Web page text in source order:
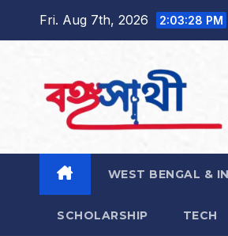
Fri. Aug 7th, 2026 2:03:29 PM
WEST BENGAL &
SCHOLARSHIP TECH